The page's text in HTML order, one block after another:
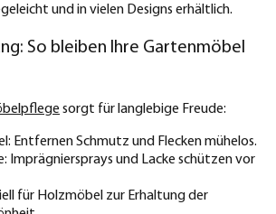
und in vielen Designs erhältlich.
So bleiben Ihre Gartenmöbel
sorgt für langlebige Freude:
Entfernen Schmutz und Flecken mühelos.
Imprägniersprays und Lacke schützen vor
für Holzmöbel zur Erhaltung der